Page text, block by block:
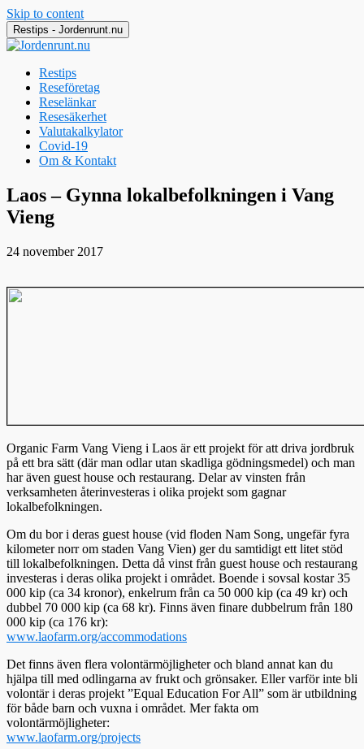
Skip to content
Restips - Jordenrunt.nu
Restips
Reseföretag
Reselänkar
Resesäkerhet
Valutakalkylator
Covid-19
Om & Kontakt
Jordenrunt.nu
Tusen Restips från hela världen
Laos – Gynna lokalbefolkningen i Vang
Vieng
24 november 2017
Organic Farm Vang Vieng i Laos är ett projekt för att driva jordbruk
på ett bra sätt (där man odlar utan skadliga gödningsmedel) och man
har även guest house och restaurang. Delar av vinsten från
verksamheten återinvesteras i olika projekt som gagnar
lokalbefolkningen.
Om du bor i deras guest house (vid floden Nam Song, ungefär fyra
kilometer norr om staden Vang Vien) ger du samtidigt ett litet stöd
till lokalbefolkningen. Detta då vinst från guest house och restaurang
investeras i deras olika projekt i området. Boende i sovsal kostar 35
000 kip (ca 34 kronor), enkelrum från ca 50 000 kip (ca 49 kr) och
dubbel 70 000 kip (ca 68 kr). Finns även finare dubbelrum från 180
000 kip (ca 176 kr):
www.laofarm.org/accommodations
Det finns även flera volontärmöjligheter och bland annat kan du
hjälpa till med odlingarna av frukt och grönsaker. Eller varför inte bli
volontär i deras projekt ”Equal Education For All” som är utbildning
för både barn och vuxna i området. Mer fakta om
volontärmöjligheter:
www.laofarm.org/projects